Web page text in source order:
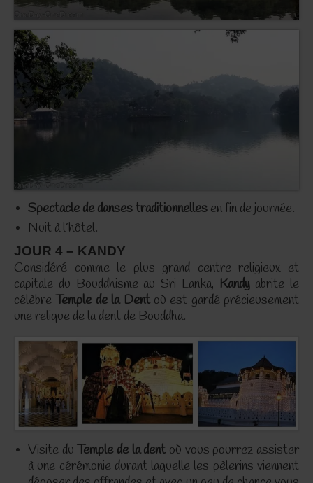
Spectacle de danses traditionnelles en fin de journée.
Nuit à l’hôtel.
JOUR 4 – KANDY
Considéré comme le plus grand centre religieux et
capitale du Bouddhisme au Sri Lanka, Kandyabrite le
célèbreTemple de la Dentoù est gardé précieusement
une relique de la dent de Bouddha.
Visite duTemple de la dent où vous pourrez assister
à une cérémonie durant laquelle les pèlerins viennent